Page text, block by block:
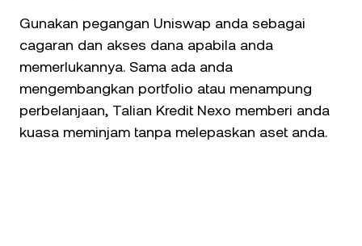
Gunakan pegangan Uniswap anda sebagai
cagaran dan akses dana apabila anda
memerlukannya. Sama ada anda
mengembangkan portfolio atau menampung
perbelanjaan, Talian Kredit Nexo memberi anda
kuasa meminjam tanpa melepaskan aset anda.